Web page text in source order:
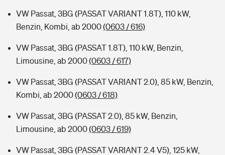
VW Passat, 3BG (PASSAT VARIANT 1.8T), 110 kW,
Benzin, Kombi, ab 2000(0603 / 616)
VW Passat, 3BG (PASSAT 1.8T), 110 kW, Benzin,
Limousine, ab 2000(0603 / 617)
VW Passat, 3BG (PASSAT VARIANT 2.0), 85 kW, Benzin,
Kombi, ab 2000(0603 / 618)
VW Passat, 3BG (PASSAT 2.0), 85 kW, Benzin,
Limousine, ab 2000(0603 / 619)
VW Passat, 3BG (PASSAT VARIANT 2.4 V5), 125 kW,